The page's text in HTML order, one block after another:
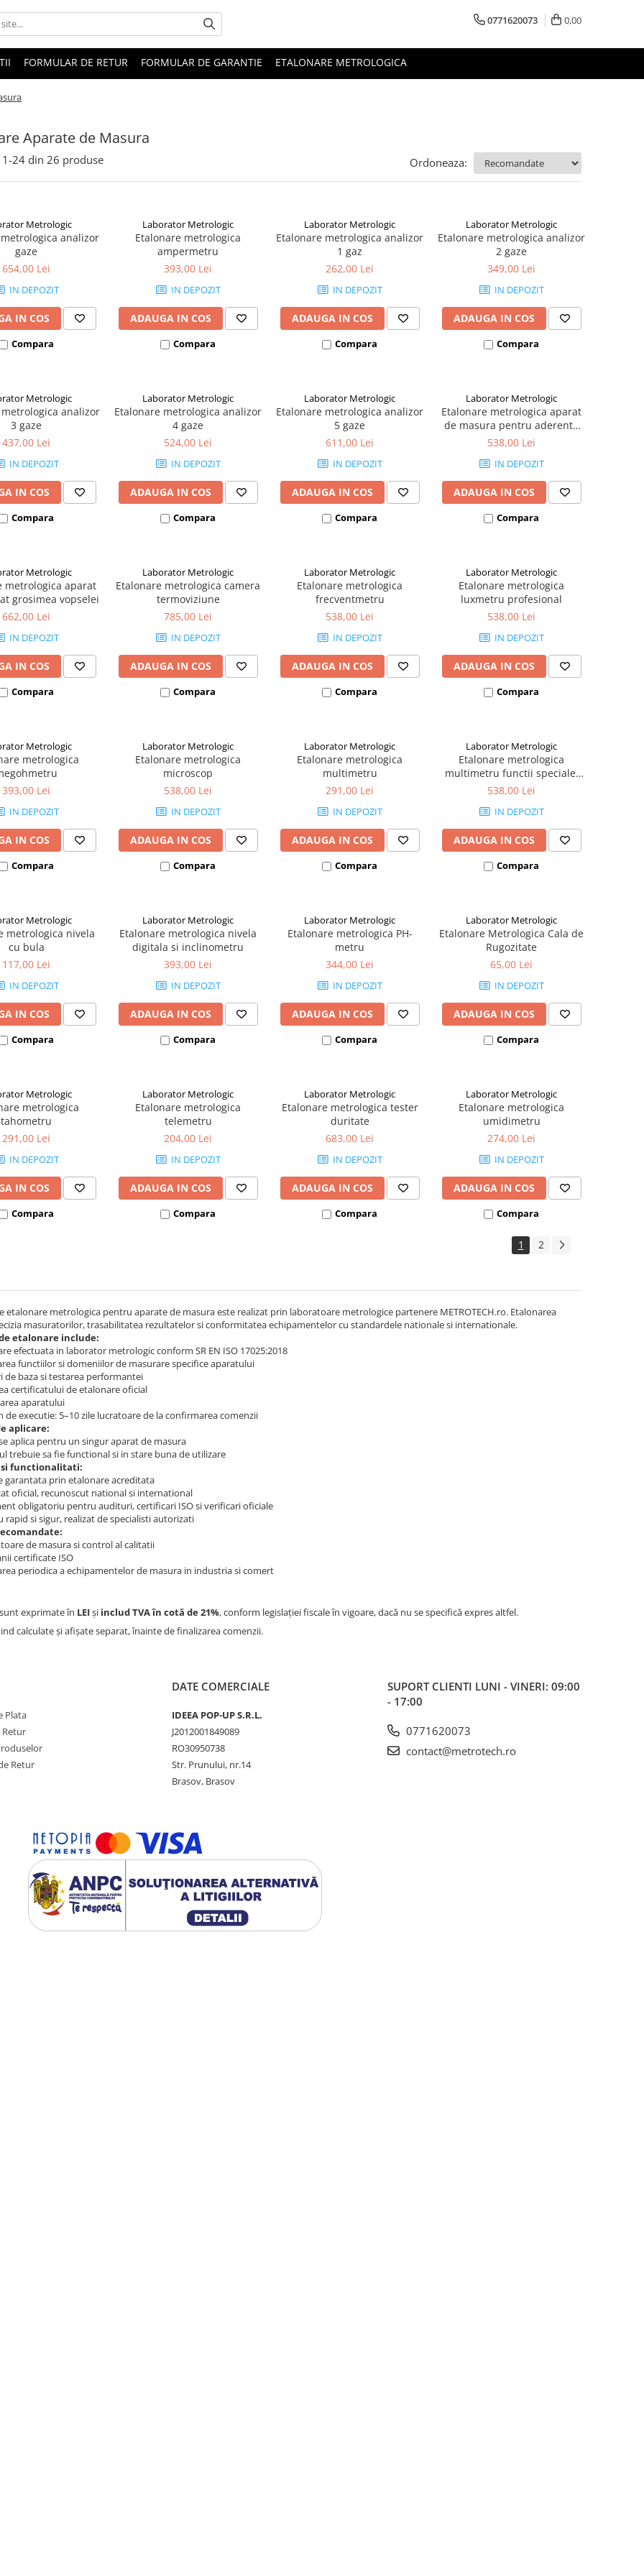
0771620073 0,00
FORMULAR DE RETUR FORMULAR DE GARANTIE ETALONARE METROLOGICA
Aparate de Masura
1-24 din 26 produse Ordoneaza:
Metrologic
analizor
gaze
654,00 Lei
IN DEPOZIT
IN COS
Compara
Laborator Metrologic
Etalonare metrologica
ampermetru
393,00 Lei
IN DEPOZIT
ADAUGA IN COS
Compara
Laborator Metrologic
Etalonare metrologica analizor
1 gaz
262,00 Lei
IN DEPOZIT
ADAUGA IN COS
Compara
Laborator Metrologic
Etalonare metrologica analizor
2 gaze
349,00 Lei
IN DEPOZIT
ADAUGA IN COS
Compara
Metrologic
analizor
3 gaze
437,00 Lei
IN DEPOZIT
IN COS
Compara
Laborator Metrologic
Etalonare metrologica analizor
4 gaze
524,00 Lei
IN DEPOZIT
ADAUGA IN COS
Compara
Laborator Metrologic
Etalonare metrologica analizor
5 gaze
611,00 Lei
IN DEPOZIT
ADAUGA IN COS
Compara
Laborator Metrologic
Etalonare metrologica aparat
de masura pentru aderenta
vopselei
538,00 Lei
IN DEPOZIT
ADAUGA IN COS
Compara
Metrologic
metrologica aparat
grosimea vopselei
662,00 Lei
IN DEPOZIT
IN COS
Compara
Laborator Metrologic
Etalonare metrologica camera
termoviziune
785,00 Lei
IN DEPOZIT
ADAUGA IN COS
Compara
Laborator Metrologic
Etalonare metrologica
frecventmetru
538,00 Lei
IN DEPOZIT
ADAUGA IN COS
Compara
Laborator Metrologic
Etalonare metrologica
luxmetru profesional
538,00 Lei
IN DEPOZIT
ADAUGA IN COS
Compara
Metrologic
metrologica
393,00 Lei
IN DEPOZIT
IN COS
Compara
Laborator Metrologic
Etalonare metrologica
microscop
538,00 Lei
IN DEPOZIT
ADAUGA IN COS
Compara
Laborator Metrologic
Etalonare metrologica
multimetru
291,00 Lei
IN DEPOZIT
ADAUGA IN COS
Compara
Laborator Metrologic
Etalonare metrologica
multimetru functii speciale,
prize pamant,
clampmetre, osciloscop
538,00 Lei
IN DEPOZIT
ADAUGA IN COS
Compara
Metrologic
metrologica nivela
cu bula
117,00 Lei
IN DEPOZIT
IN COS
Compara
Laborator Metrologic
Etalonare metrologica nivela
digitala si inclinometru
393,00 Lei
IN DEPOZIT
ADAUGA IN COS
Compara
Laborator Metrologic
Etalonare metrologica PH-
metru
344,00 Lei
IN DEPOZIT
ADAUGA IN COS
Compara
Laborator Metrologic
Etalonare Metrologica Cala de
Rugozitate
65,00 Lei
IN DEPOZIT
ADAUGA IN COS
Compara
Metrologic
metrologica
tahometru
291,00 Lei
IN DEPOZIT
IN COS
Compara
Laborator Metrologic
Etalonare metrologica
telemetru
204,00 Lei
IN DEPOZIT
ADAUGA IN COS
Compara
Laborator Metrologic
Etalonare metrologica tester
duritate
683,00 Lei
IN DEPOZIT
ADAUGA IN COS
Compara
Laborator Metrologic
Etalonare metrologica
umidimetru
274,00 Lei
IN DEPOZIT
ADAUGA IN COS
Compara
1 2
etalonare metrologica pentru aparate de masura este realizat prin laboratoare metrologice partenere METROTECH.ro. Etalonarea
masuratorilor, trasabilitatea rezultatelor si conformitatea echipamentelor cu standardele nationale si internationale.
etalonare include:
efectuata in laborator metrologic conform SR EN ISO 17025:2018
functiilor si domeniilor de masurare specifice aparatului
de baza si testarea performantei
certificatului de etalonare oficial
aparatului
de executie: 5–10 zile lucratoare de la confirmarea comenzii
aplicare:
aplica pentru un singur aparat de masura
trebuie sa fie functional si in stare buna de utilizare
functionalitati:
garantata prin etalonare acreditata
oficial, recunoscut national si international
obligatoriu pentru audituri, certificari ISO si verificari oficiale
rapid si sigur, realizat de specialisti autorizati
de masura si control al calitatii
certificate ISO
periodica a echipamentelor de masura in industria si comert
sunt exprimate în LEIși includ TVA în cotă de 21%, conform legislației fiscale în vigoare, dacă nu se specifică expres altfel.
calculate și afișate separat, înainte de finalizarea comenzii.
Plata
Retur
Retur
DATE COMERCIALE
IDEEA POP-UP S.R.L.
J2012001849089
RO30950738
Str. Prunului, nr.14
Brasov, Brasov
SUPORT CLIENTI LUNI - VINERI: 09:00
- 17:00
0771620073
contact@metrotech.ro